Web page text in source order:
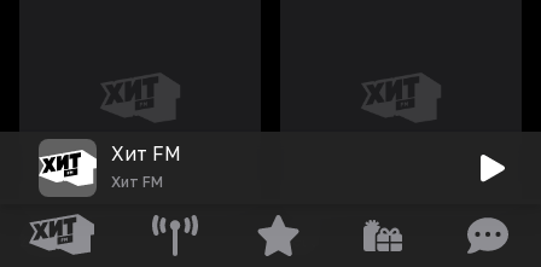
ZULAN Zero
Хит FM
Хит FM